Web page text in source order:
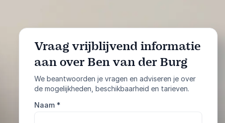
Vraag vrijblijvend informatie
aan over Ben van der Burg
We beantwoorden je vragen en adviseren je over
de mogelijkheden, beschikbaarheid en tarieven.
Naam *
Vraag informatie aan :